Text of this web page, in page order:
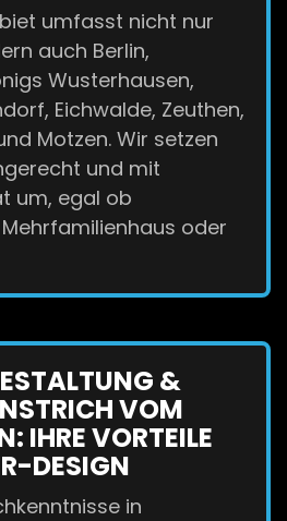
umfasst nicht nur
auch Berlin,
Wusterhausen,
Eichwalde, Zeuthen,
Motzen. Wir setzen
und mit
um, egal ob
oder
&
VOM
IHRE VORTEILE
DESIGN
in